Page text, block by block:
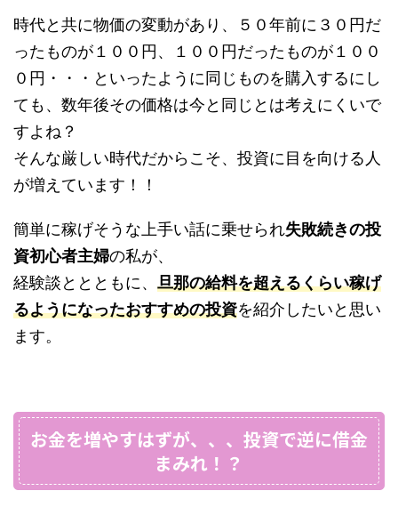
時代と共に物価の変動があり、５０年前に３０円だ
ったものが１００円、１００円だったものが１００
０円・・・といったように同じものを購入するにし
ても、数年後その価格は今と同じとは考えにくいで
すよね？
そんな厳しい時代だからこそ、投資に目を向ける人
が増えています！！
簡単に稼げそうな上手い話に乗せられ失敗続きの投
資初心者主婦の私が、
経験談ととともに、 旦那の給料を超えるくらい稼げ
るようになったおすすめの投資を紹介したいと思い
ます。
お金を増やすはずが、、、投資で逆に借金
まみれ！？